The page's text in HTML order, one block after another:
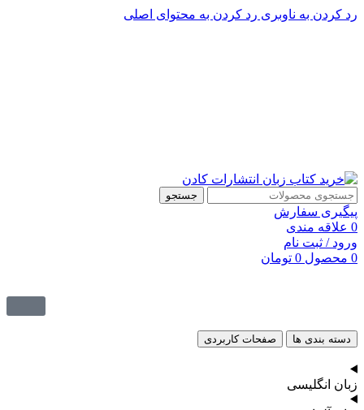
رد کردن به ناوبری رد کردن به محتوای اصلی
جستجو
پیگیری سفارش
0 علاقه مندی
ورود / ثبت نام
0 محصول 0 تومان
دسته بندی ها صفحات کاربردی
زبان انگلیسی